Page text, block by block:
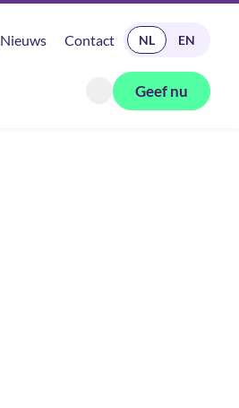
Nieuws Contact READ IN ENGLISH
NL EN
Zoeken openen
Geef nu